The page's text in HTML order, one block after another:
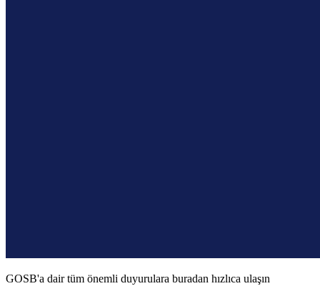
GOSB'a dair tüm önemli duyurulara buradan hızlıca ulaşın